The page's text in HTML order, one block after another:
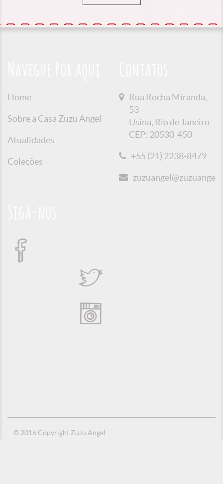
Home
Sobre a Casa Zuzu Angel
Atualidades
Coleções
Rua Rocha Miranda,
53
Usina, Rio de Janeiro
CEP: 20530-450
+55 (21) 2238-8479
© 2016 Copyright Zuzu Angel